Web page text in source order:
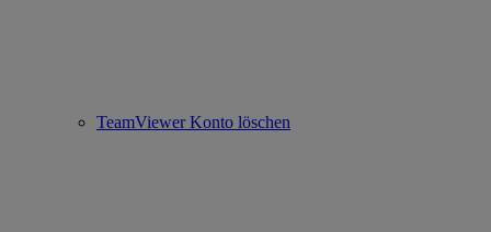
TeamViewer Konto löschen